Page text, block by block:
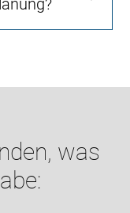
was